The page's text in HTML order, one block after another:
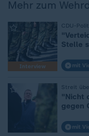
Mehr zum
Interview
CDU-
Stelle
mit
Streit
"Nicht
gegen
mit